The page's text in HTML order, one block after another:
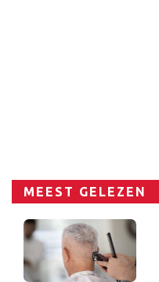
MEEST GELEZEN